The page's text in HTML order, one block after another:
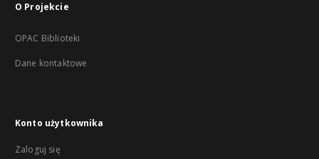
O Projekcie
OPAC Biblioteki
Dane kontaktowe
Konto użytkownika
Zaloguj się